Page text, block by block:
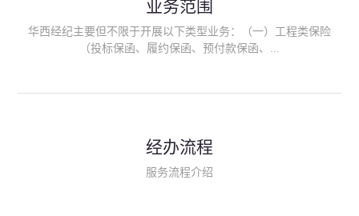
业务范围
华西经纪主要但不限于开展以下类型业务：（一）工程类保险
（投标保函、履约保函、预付款保函、...
险、政府公共安全责任保险/自然灾害公众责任保险、精神病监护
人责任险、首台套/首版次保险、科技保险等）；（三）传统财产
经办流程
服务流程介绍